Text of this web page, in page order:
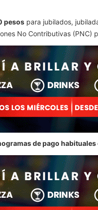
pesos para jubilados,
No Contributivas (PNC)
de pago habituales